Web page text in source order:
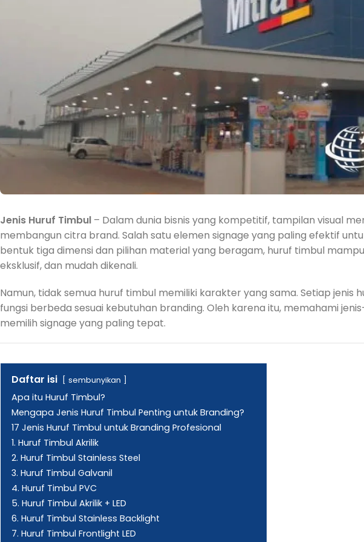
Jenis Huruf Timbul – Dalam dunia bisnis yang kompetitif, tampilan visual
membangun citra brand. Salah satu elemen signage yang paling efektif
bentuk tiga dimensi dan pilihan material yang beragam, huruf timbul
eksklusif, dan mudah dikenali.
Namun, tidak semua huruf timbul memiliki karakter yang sama. Setiap jenis
fungsi berbeda sesuai kebutuhan branding. Oleh karena itu, memahami
memilih signage yang paling tepat.
Daftar isi sembunyikan
Apa itu Huruf Timbul?
Mengapa Jenis Huruf Timbul Penting untuk Branding?
17 Jenis Huruf Timbul untuk Branding Profesional
1. Huruf Timbul Akrilik
2. Huruf Timbul Stainless Steel
3. Huruf Timbul Galvanil
4. Huruf Timbul PVC
5. Huruf Timbul Akrilik + LED
6. Huruf Timbul Stainless Backlight
7. Huruf Timbul Frontlight LED